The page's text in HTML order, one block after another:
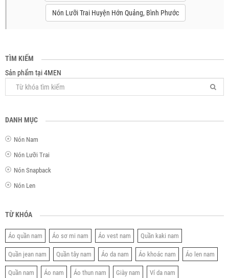
Nón Lưỡi Trai Huyện Hớn Quảng, Bình Phước
TÌM KIẾM
Sản phẩm tại 4MEN
DANH MỤC
Nón Nam
Nón Lưỡi Trai
Nón Snapback
Nón Len
TỪ KHÓA
Áo quần nam Áo sơ mi nam Áo vest nam Quần kaki nam
Quần jean nam Quần tây nam Áo da nam Áo khoác nam Áo len nam
Quần nam Áo nam Áo thun nam Giày nam Ví da nam